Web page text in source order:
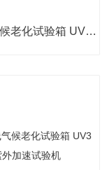
紫外线气候老化试验箱 UV3加速光照老化箱